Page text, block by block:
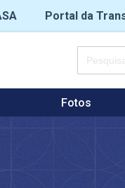
Portal da
Fotos